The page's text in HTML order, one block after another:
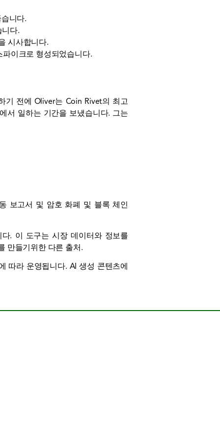
니다.
다.
시사합니다.
파이크로 형성되었습니다.
기 전에 Oliver는 Coin Rivet의 최고
서 일하는 기간을 보냈습니다. 그는
보고서 및 암호 화폐 및 블록 체인
. 이 도구는 시장 데이터와 정보를
만들기위한 다른 출처.
따라 운영됩니다. AI 생성 콘텐츠에